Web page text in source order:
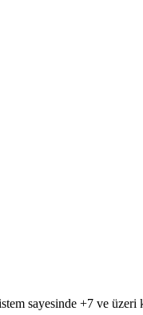
sayesinde +7 ve üzeri